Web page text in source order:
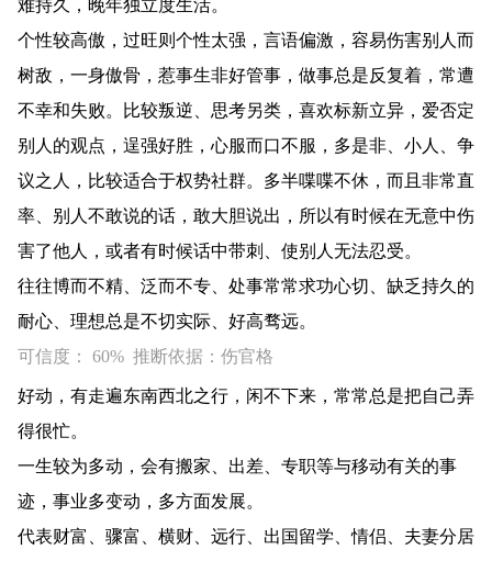
难持久，晚年独立度生活。
个性较高傲，过旺则个性太强，言语偏激，容易伤害别人而
树敌，一身傲骨，惹事生非好管事，做事总是反复着，常遭
不幸和失败。比较叛逆、思考另类，喜欢标新立异，爱否定
别人的观点，逞强好胜，心服而口不服，多是非、小人、争
议之人，比较适合于权势社群。多半喋喋不休，而且非常直
率、别人不敢说的话，敢大胆说出，所以有时候在无意中伤
害了他人，或者有时候话中带刺、使别人无法忍受。
往往博而不精、泛而不专、处事常常求功心切、缺乏持久的
耐心、理想总是不切实际、好高骛远。
可信度： 60% 推断依据：伤官格
好动，有走遍东南西北之行，闲不下来，常常总是把自己弄
得很忙。
一生较为多动，会有搬家、出差、专职等与移动有关的事
迹，事业多变动，多方面发展。
代表财富、骤富、横财、远行、出国留学、情侣、夫妻分居